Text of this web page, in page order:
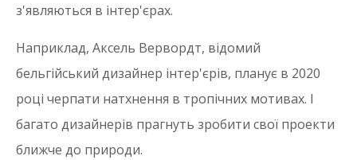
з'являються в інтер'єрах.
Наприклад, Аксель Вервордт, відомий
бельгійський дизайнер інтер'єрів, планує в 2020
році черпати натхнення в тропічних мотивах. І
багато дизайнерів прагнуть зробити свої проекти
ближче до природи.